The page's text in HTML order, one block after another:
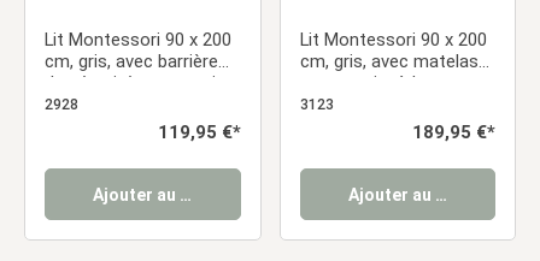
Lit Montessori 90 x 200
cm, gris, avec barrière
de sécurité et sommier
à lattes – Lit sur pied en
2928
Prix régulier :
119,95 €*
Ajouter au panier
Lit Montessori 90 x 200
cm, gris, avec matelas
et sommier à lattes –
Lit sur pied avec barrière
de sécurité en bois
3123
Prix régulier :
189,95 €*
Ajouter au panier